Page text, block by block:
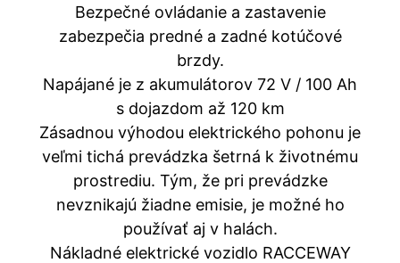
Bezpečné ovládanie a zastavenie
zabezpečia predné a zadné kotúčové
brzdy.
Napájané je z akumulátorov 72 V / 100 Ah
s dojazdom až 120 km
Zásadnou výhodou elektrického pohonu je
veľmi tichá prevádzka šetrná k životnému
prostrediu. Tým, že pri prevádzke
nevznikajú žiadne emisie, je možné ho
používať aj v halách.
Nákladné elektrické vozidlo RACCEWAY